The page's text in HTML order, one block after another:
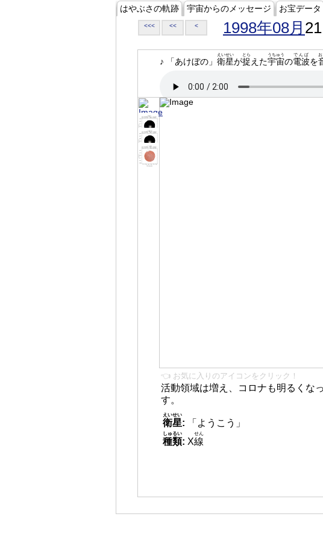
はやぶさの軌跡 宇宙からのメッセージ お宝データ
<<< << < 1998年08月
♪ 「あけぼの」 衛星
えいせい
が捉
とら
えた宇宙
うちゅう
の電波
でんぱ
を
お
👈 お気に入りのアイコンをクリック！
活動領域は増え、コロナも明るくな
す。
衛星
えいせい
:
「ようこう」
種類
しゅるい
: X線
せん